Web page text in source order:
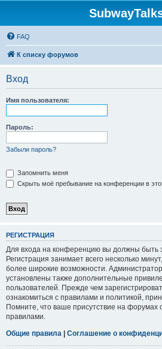
FAQ
К списку форумов
Вход
Имя пользователя:
Пароль:
Забыли пароль?
Запомнить меня
Скрыть моё пребывание на конференции в
РЕГИСТРАЦИЯ
Для входа на конференцию вы должны быть
Регистрация занимает всего несколько
более широкие возможности.
установлены также дополнительные
пользователей. Прежде чем
ознакомиться с правилами и политикой,
Помните, что ваше присутствие на форумах
правилами.
Общие правила | Соглашение о